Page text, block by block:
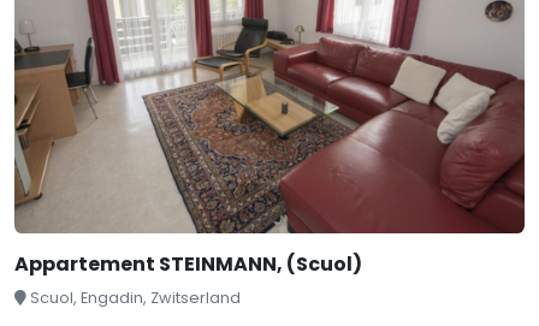
Appartement STEINMANN, (Scuol)
Scuol, Engadin, Zwitserland